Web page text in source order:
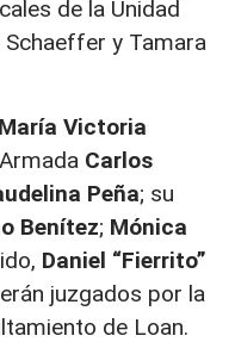
de la Unidad
Schaeffer y Tamara
María Victoria
Carlos
Peña; su
Benítez; Mónica
Daniel “Fierrito”
juzgados por la
de Loan.